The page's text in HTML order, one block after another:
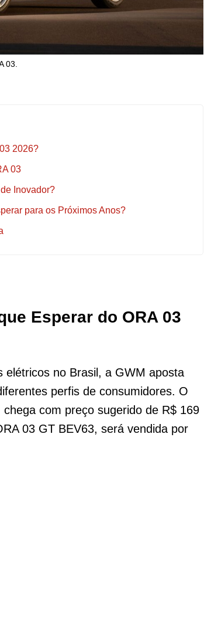
03.
2026?
03
Inovador?
para os Próximos Anos?
Esperar do ORA 03
elétricos no Brasil, a GWM aposta
perfis de consumidores. O
com preço sugerido de R$ 169
03 GT BEV63, será vendida por